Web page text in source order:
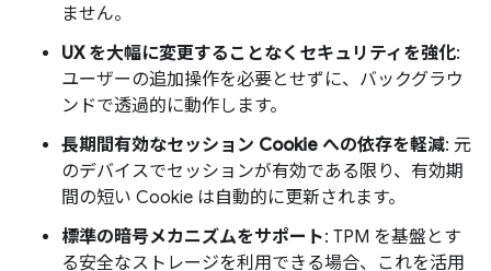
ません。
UX を大幅に変更することなくセキュリティを強化:
ユーザーの追加操作を必要とせずに、バックグラウ
ンドで透過的に動作します。
長期間有効なセッション Cookie への依存を軽減: 元
のデバイスでセッションが有効である限り、有効期
間の短い Cookie は自動的に更新されます。
標準の暗号メカニズムをサポート: TPM を基盤とす
る安全なストレージを利用できる場合、これを活用